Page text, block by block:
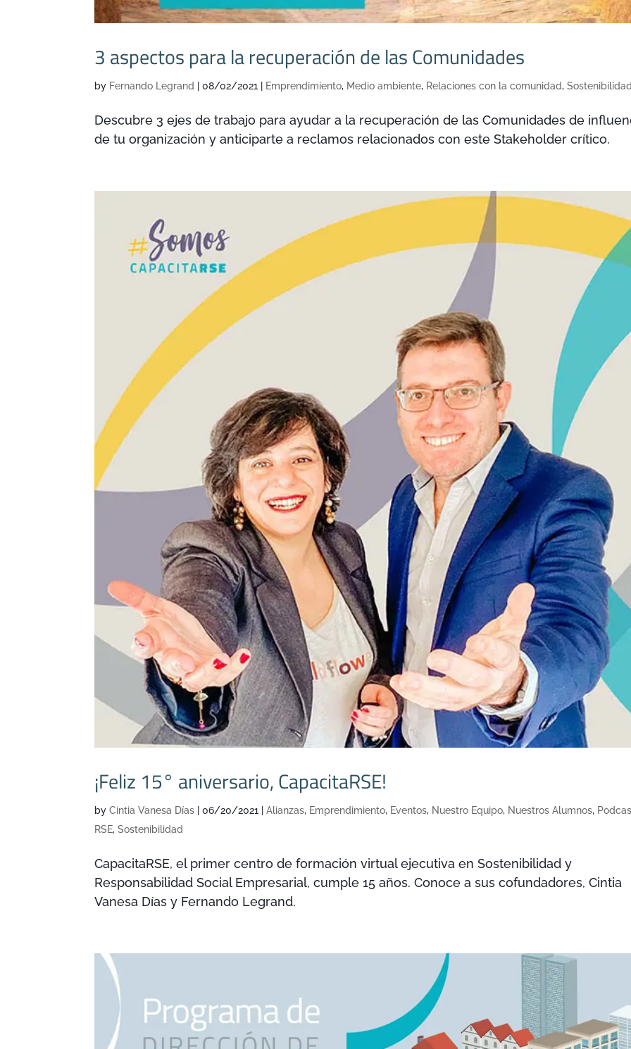
3 aspectos para la recuperación de las Comunidades
by Fernando Legrand |08/02/2021 Emprendimiento, Medio ambiente, Relaciones con la comunidad,
Descubre 3 ejes de trabajo para ayudar a la recuperación de las Comunidades de
de tu organización y anticiparte a reclamos relacionados con este Stakeholder crítico.
¡Feliz 15° aniversario, CapacitaRSE!
byCintia Vanesa Días |06/20/2021 |Alianzas, Emprendimiento, Eventos, Nuestro Equipo, Nuestros Alumnos,
RSE,Sostenibilidad
CapacitaRSE, el primer centro de formación virtual ejecutiva en Sostenibilidad y
Responsabilidad Social Empresarial, cumple 15 años. Conoce a sus cofundadores, Cintia
Vanesa Días y Fernando Legrand.